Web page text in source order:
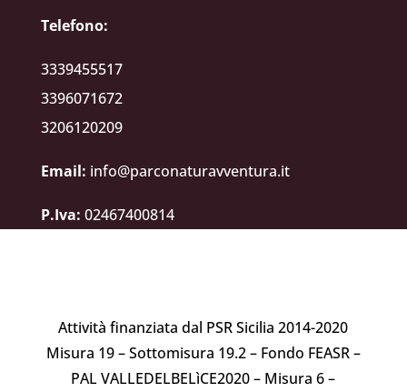
Telefono:
3339455517
3396071672
3206120209
Email: info@parconaturavventura.it
P.Iva: 02467400814
Attività finanziata dal PSR Sicilia 2014-2020
Misura 19 – Sottomisura 19.2 – Fondo FEASR –
PAL VALLEDELBELìCE2020 – Misura 6 –